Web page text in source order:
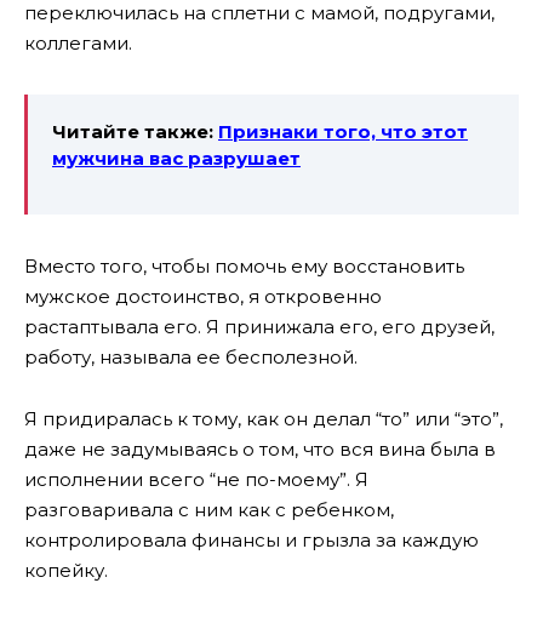
переключилась на сплетни с мамой, подругами,
коллегами.
Читайте также: Признаки того, что этот
мужчина вас разрушает
Вместо того, чтобы помочь ему восстановить
мужское достоинство, я откровенно
растаптывала его. Я принижала его, его друзей,
работу, называла ее бесполезной.
Я придиралась к тому, как он делал “то” или “это”,
даже не задумываясь о том, что вся вина была в
исполнении всего “не по-моему”. Я
разговаривала с ним как с ребенком,
контролировала финансы и грызла за каждую
копейку.